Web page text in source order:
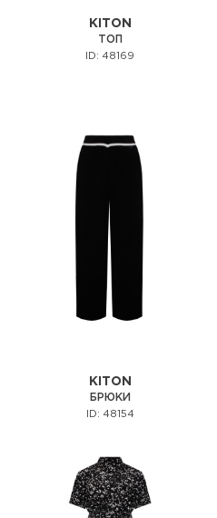
KITON
ТОП
ID: 48169
KITON
БРЮКИ
ID: 48154